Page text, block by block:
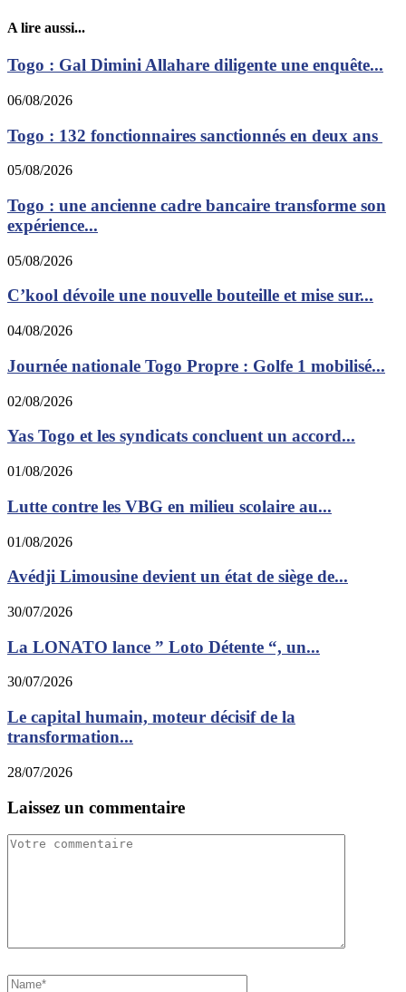
A lire aussi...
Togo : Gal Dimini Allahare diligente une enquête...
06/08/2026
Togo : 132 fonctionnaires sanctionnés en deux ans
05/08/2026
Togo : une ancienne cadre bancaire transforme son
expérience...
05/08/2026
C’kool dévoile une nouvelle bouteille et mise sur...
04/08/2026
Journée nationale Togo Propre : Golfe 1 mobilisé...
02/08/2026
Yas Togo et les syndicats concluent un accord...
01/08/2026
Lutte contre les VBG en milieu scolaire au...
01/08/2026
Avédji Limousine devient un état de siège de...
30/07/2026
La LONATO lance ” Loto Détente “, un...
30/07/2026
Le capital humain, moteur décisif de la
transformation...
28/07/2026
Laissez un commentaire